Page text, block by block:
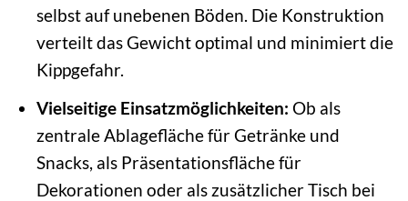
selbst auf unebenen Böden. Die Konstruktion
verteilt das Gewicht optimal und minimiert die
Kippgefahr.
Vielseitige Einsatzmöglichkeiten: Ob als
zentrale Ablagefläche für Getränke und
Snacks, als Präsentationsfläche für
Dekorationen oder als zusätzlicher Tisch bei